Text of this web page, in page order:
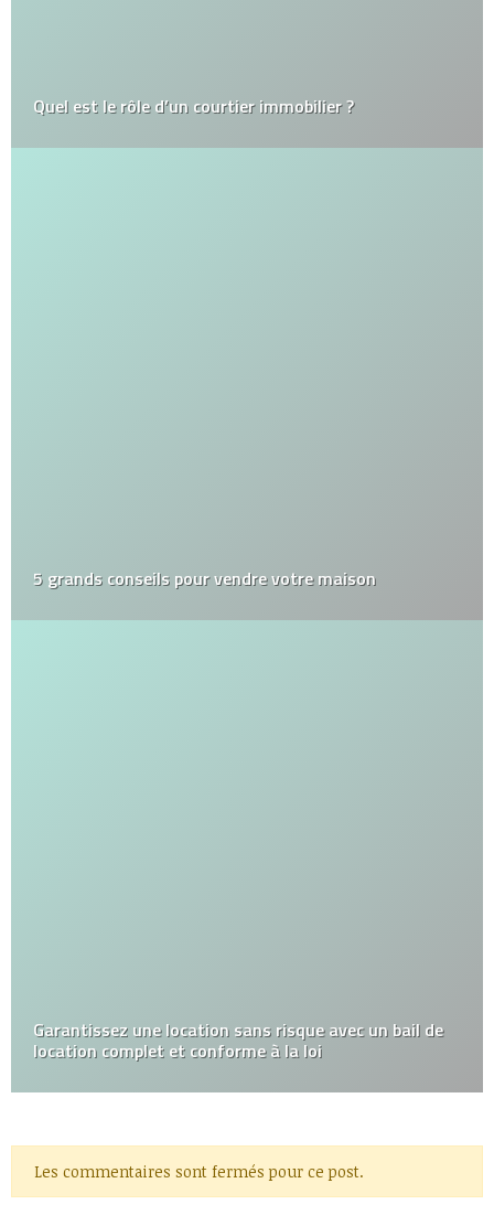
Quel est le rôle d’un courtier immobilier ?
5 grands conseils pour vendre votre maison
Garantissez une location sans risque avec un bail de
location complet et conforme à la loi
Les commentaires sont fermés pour ce post.